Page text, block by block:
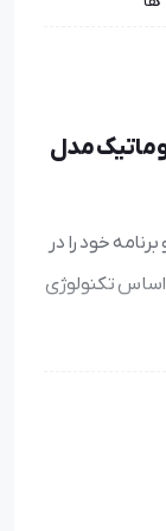
مدل
خود را در
تکنولوژی
مختلف